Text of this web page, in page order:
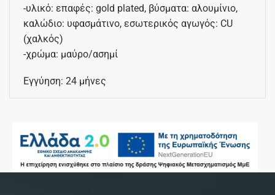
-υλικό: επαφές: gold plated, βύσματα: αλουμίνιο,
καλώδιο: υφασμάτινο, εσωτερικός αγωγός: CU
(χαλκός)
-χρώμα: μαύρο/ασημί
Εγγύηση: 24 μήνες